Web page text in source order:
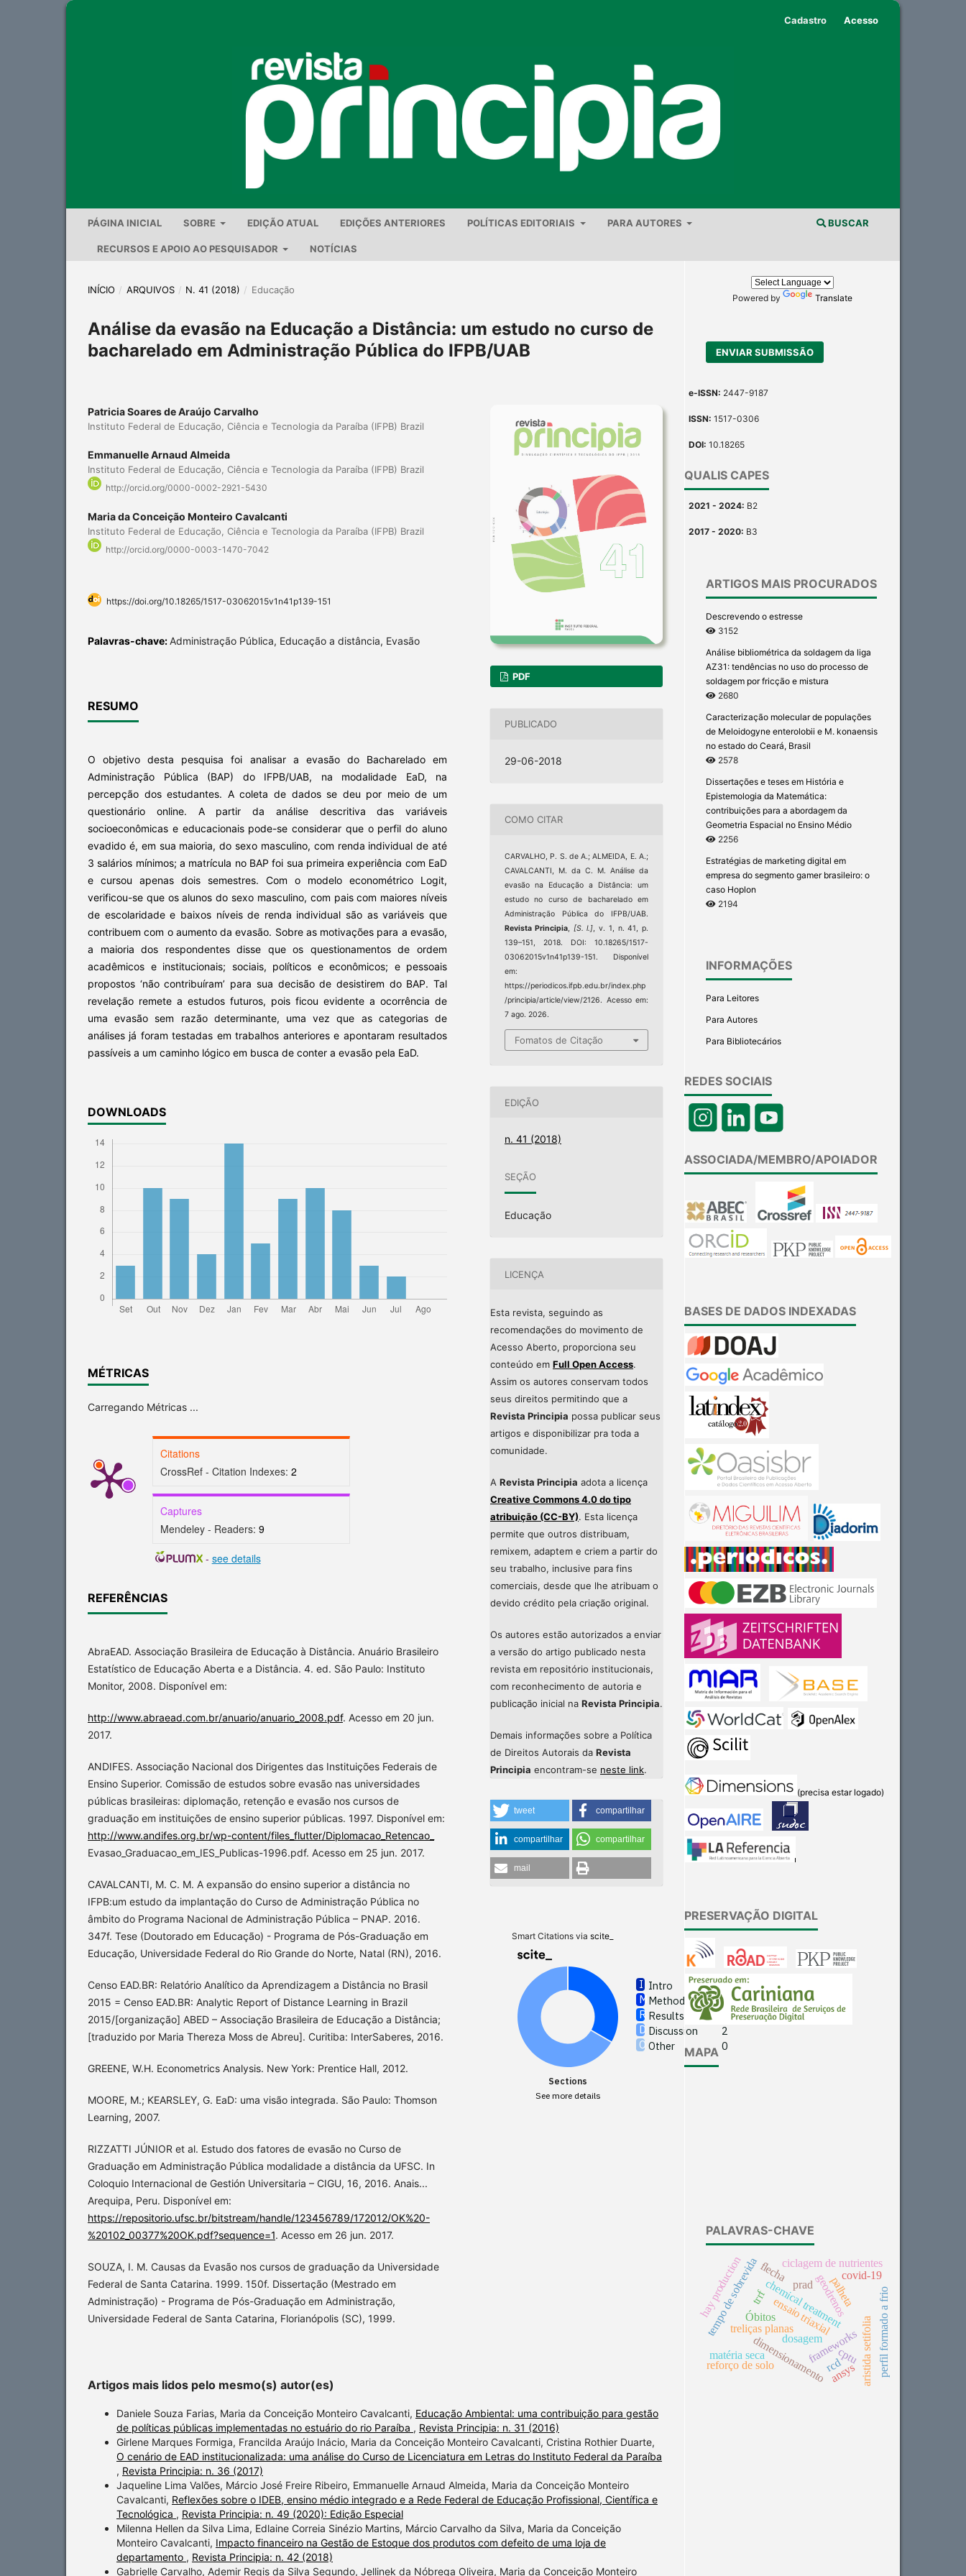
PÁGINA INICIAL SOBRE EDIÇÃO ATUAL EDIÇÕES ANTERIORES POLÍTICAS EDITORIAIS PARA AUTORES
RECURSOS E APOIO AO PESQUISADOR NOTÍCIAS
BUSCAR
Cadastro Acesso
INÍCIO / ARQUIVOS / N. 41 (2018) / Educação
Análise da evasão na Educação a Distância: um estudo no curso de
bacharelado em Administração Pública do IFPB/UAB
Patricia Soares de Araújo Carvalho
Instituto Federal de Educação, Ciência e Tecnologia da Paraíba (IFPB) Brazil
Emmanuelle Arnaud Almeida
Instituto Federal de Educação, Ciência e Tecnologia da Paraíba (IFPB) Brazil
http://orcid.org/0000-0002-2921-5430
Maria da Conceição Monteiro Cavalcanti
Instituto Federal de Educação, Ciência e Tecnologia da Paraíba (IFPB) Brazil
http://orcid.org/0000-0003-1470-7042
https://doi.org/10.18265/1517-03062015v1n41p139-151
Palavras-chave:Administração Pública, Educação a distância, Evasão
RESUMO
O objetivo desta pesquisa foi analisar a evasão do Bacharelado em
Administração Pública (BAP) do IFPB/UAB, na modalidade EaD, na
percepção dos estudantes. A coleta de dados se deu por meio de um
questionário online. A partir da análise descritiva das variáveis
socioeconômicas e educacionais pode-se considerar que o perfil do aluno
evadido é, em sua maioria, do sexo masculino, com renda individual de até
3 salários mínimos; a matrícula no BAP foi sua primeira experiência com EaD
e cursou apenas dois semestres. Com o modelo econométrico Logit,
verificou-se que os alunos do sexo masculino, com pais com maiores níveis
de escolaridade e baixos níveis de renda individual são as variáveis que
contribuem com o aumento da evasão. Sobre as motivações para a evasão,
a maioria dos respondentes disse que os questionamentos de ordem
acadêmicos e institucionais; sociais, políticos e econômicos; e pessoais
propostos ‘não contribuíram’ para sua decisão de desistirem do BAP. Tal
revelação remete a estudos futuros, pois ficou evidente a ocorrência de
uma evasão sem razão determinante, uma vez que as categorias de
análises já foram testadas em trabalhos anteriores e apontaram resultados
passíveis a um caminho lógico em busca de conter a evasão pela EaD.
DOWNLOADS
MÉTRICAS
Carregando Métricas ...
Citations
CrossRef - Citation Indexes: 2
Captures
Mendeley - Readers: 9
- see details
REFERÊNCIAS
AbraEAD. Associação Brasileira de Educação à Distância. Anuário Brasileiro
Estatístico de Educação Aberta e a Distância. 4. ed. São Paulo: Instituto
Monitor, 2008. Disponível em:
http://www.abraead.com.br/anuario/anuario_2008.pdf. Acesso em 20 jun.
2017.
ANDIFES. Associação Nacional dos Dirigentes das Instituições Federais de
Ensino Superior. Comissão de estudos sobre evasão nas universidades
públicas brasileiras: diplomação, retenção e evasão nos cursos de
graduação em instituições de ensino superior públicas. 1997. Disponível em:
http://www.andifes.org.br/wp-content/files_flutter/Diplomacao_Retencao_
Evasao_Graduacao_em_IES_Publicas-1996.pdf. Acesso em 25 jun. 2017.
CAVALCANTI, M. C. M. A expansão do ensino superior a distância no
IFPB:um estudo da implantação do Curso de Administração Pública no
âmbito do Programa Nacional de Administração Pública – PNAP. 2016.
347f. Tese (Doutorado em Educação) - Programa de Pós-Graduação em
Educação, Universidade Federal do Rio Grande do Norte, Natal (RN), 2016.
Censo EAD.BR: Relatório Analítico da Aprendizagem a Distância no Brasil
2015 = Censo EAD.BR: Analytic Report of Distance Learning in Brazil
2015/[organização] ABED – Associação Brasileira de Educação a Distância;
[traduzido por Maria Thereza Moss de Abreu]. Curitiba: InterSaberes, 2016.
GREENE, W.H. Econometrics Analysis. New York: Prentice Hall, 2012.
MOORE, M.; KEARSLEY, G. EaD: uma visão integrada. São Paulo: Thomson
Learning, 2007.
RIZZATTI JÚNIOR et al. Estudo dos fatores de evasão no Curso de
Graduação em Administração Pública modalidade a distância da UFSC. In
Coloquio Internacional de Gestión Universitaria – CIGU, 16, 2016. Anais...
Arequipa, Peru. Disponível em:
https://repositorio.ufsc.br/bitstream/handle/123456789/172012/OK%20-
%20102_00377%20OK.pdf?sequence=1. Acesso em 26 jun. 2017.
SOUZA, I. M. Causas da Evasão nos cursos de graduação da Universidade
Federal de Santa Catarina. 1999. 150f. Dissertação (Mestrado em
Administração) - Programa de Pós-Graduação em Administração,
Universidade Federal de Santa Catarina, Florianópolis (SC), 1999.
PDF
PUBLICADO
29-06-2018
COMO CITAR
CARVALHO, P. S. de A.; ALMEIDA, E. A.;
CAVALCANTI, M. da C. M. Análise da
evasão na Educação a Distância: um
estudo no curso de bacharelado em
Administração Pública do IFPB/UAB.
Revista Principia, [S. l.], v. 1, n. 41, p.
139–151, 2018. DOI: 10.18265/1517-
03062015v1n41p139-151. Disponível
em:
https://periodicos.ifpb.edu.br/index.php
/principia/article/view/2126. Acesso em:
7 ago. 2026.
Fomatos de Citação
EDIÇÃO
n. 41 (2018)
SEÇÃO
Educação
LICENÇA
Esta revista, seguindo as
recomendações do movimento de
Acesso Aberto, proporciona seu
conteúdo em Full Open Access.
Assim os autores conservam todos
seus direitos permitindo que a
Revista Principia possa publicar seus
artigos e disponibilizar pra toda a
comunidade.
A Revista Principia adota a licença
Creative Commons 4.0 do tipo
atribuição (CC-BY). Esta licença
permite que outros distribuam,
remixem, adaptem e criem a partir do
seu trabalho, inclusive para fins
comerciais, desde que lhe atribuam o
devido crédito pela criação original.
Os autores estão autorizados a enviar
a versão do artigo publicado nesta
revista em repositório institucionais,
com reconhecimento de autoria e
publicação inicial na Revista Principia.
Demais informações sobre a Política
de Direitos Autorais da Revista
Principia encontram-se neste link.
tweet compartilhar
compartilhar compartilhar
mail
Smart Citations via scite_
Intro
0
Methods
0
Results
Discussion
2
Other
0
Sections
See more details
Results
Discussion
See how this article has been
cited at
Artigos mais lidos pelo mesmo(s) autor(es)
Daniele Souza Farias, Maria da Conceição Monteiro Cavalcanti, Educação Ambiental: uma contribuição para gestão
de políticas públicas implementadas no estuário do rio Paraíba , Revista Principia: n. 31 (2016)
Girlene Marques Formiga, Francilda Araújo Inácio, Maria da Conceição Monteiro Cavalcanti, Cristina Rothier Duarte,
O cenário de EAD institucionalizada: uma análise do Curso de Licenciatura em Letras do Instituto Federal da Paraíba
, Revista Principia: n. 36 (2017)
Jaqueline Lima Valões, Márcio José Freire Ribeiro, Emmanuelle Arnaud Almeida, Maria da Conceição Monteiro
Cavalcanti, Reflexões sobre o IDEB, ensino médio integrado e a Rede Federal de Educação Profissional, Científica e
Tecnológica , Revista Principia: n. 49 (2020): Edição Especial
Milenna Hellen da Silva Lima, Edlaine Correia Sinézio Martins, Márcio Carvalho da Silva, Maria da Conceição
Monteiro Cavalcanti, Impacto financeiro na Gestão de Estoque dos produtos com defeito de uma loja de
departamento , Revista Principia: n. 42 (2018)
Gabrielle Carvalho, Ademir Regis da Silva Segundo, Jellinek da Nóbrega Oliveira, Maria da Conceição Monteiro
Powered by Translate
ENVIAR SUBMISSÃO
e-ISSN: 2447-9187
ISSN: 1517-0306
DOI: 10.18265
QUALIS CAPES
2021 - 2024: B2
2017 - 2020: B3
ARTIGOS MAIS PROCURADOS
Descrevendo o estresse
3152
Análise bibliométrica da soldagem da liga
AZ31: tendências no uso do processo de
soldagem por fricção e mistura
2680
Caracterização molecular de populações
de Meloidogyne enterolobii e M. konaensis
no estado do Ceará, Brasil
2578
Dissertações e teses em História e
Epistemologia da Matemática:
contribuições para a abordagem da
Geometria Espacial no Ensino Médio
2256
Estratégias de marketing digital em
empresa do segmento gamer brasileiro: o
caso Hoplon
2194
INFORMAÇÕES
Para Leitores
Para Autores
Para Bibliotecários
REDES SOCIAIS
ASSOCIADA/MEMBRO/APOIADOR
BASES DE DADOS INDEXADAS
(precisa estar logado)
PRESERVAÇÃO DIGITAL
MAPA
PALAVRAS-CHAVE
frameworksaristida setifolia
dimensionamento
treliças planas
cptu
palheta
trrf
tempo de sobrevidaÓbitos
covid-19
chemical treatment
dosagem
hay production
ansys perfil formado a frio
flechaciclagem de nutrientes
rcd
ensaio triaxial
reforço de solo
prad
matéria seca
geodrenos